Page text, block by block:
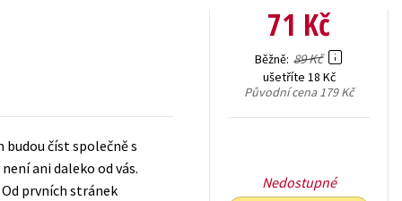
číst společně s
ani daleko od vás.
prvních stránek
71 Kč
Běžně 89 Kč
ušetříte 18 Kč
Původní cena179 Kč
Nedostupné